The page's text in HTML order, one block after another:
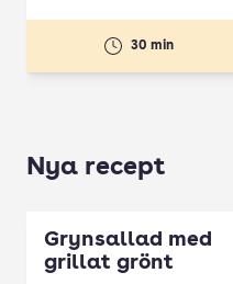
30 min
Nya recept
Grynsallad med
grillat grönt